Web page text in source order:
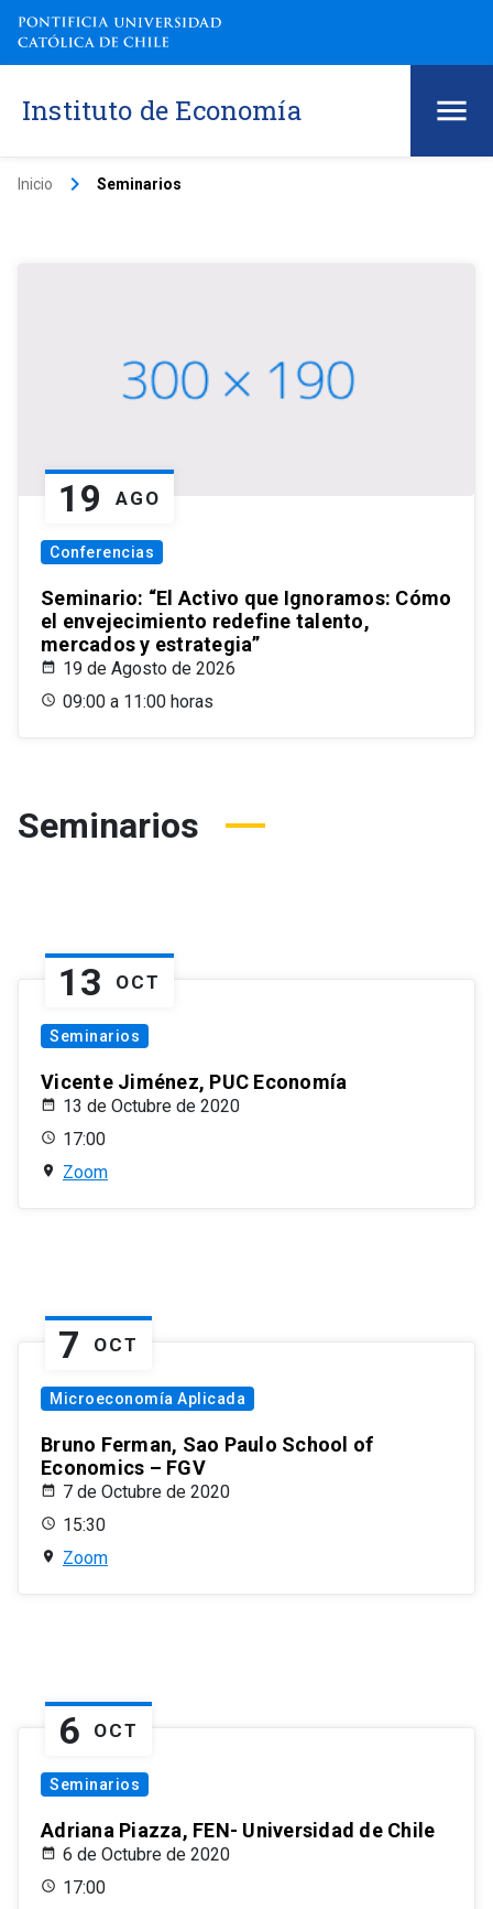
Instituto de Economía
Inicio keyboard_arrow_right Seminarios
19 AGO
Conferencias
Seminario: “El Activo que Ignoramos: Cómo
el envejecimiento redefine talento,
mercados y estrategia”
19 de Agosto de 2026
09:00 a 11:00 horas
Seminarios
13 OCT
Seminarios
Vicente Jiménez, PUC Economía
13 de Octubre de 2020
17:00
Zoom
7 OCT
Microeconomía Aplicada
Bruno Ferman, Sao Paulo School of
Economics – FGV
7 de Octubre de 2020
15:30
Zoom
6 OCT
Seminarios
Adriana Piazza, FEN- Universidad de Chile
6 de Octubre de 2020
17:00